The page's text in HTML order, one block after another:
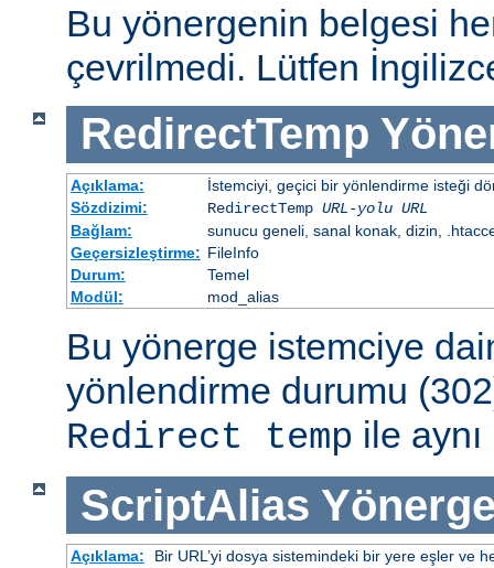
Bu yönergenin belgesi
çevrilmedi. Lütfen
RedirectTemp
Açıklama:
İstemciyi, geçici bir yönlendirme isteği
Sözdizimi:
RedirectTemp URL-yolu URL
Bağlam:
sunucu geneli, sanal konak, dizin,
Geçersizleştirme: FileInfo
Durum:
Temel
Modül:
mod_alias
Bu yönerge istemciye
yönlendirme durumu
Redirect temp ile
ScriptAlias
Açıklama:
Bir URL’yi dosya sistemindeki bir yere eşler ve